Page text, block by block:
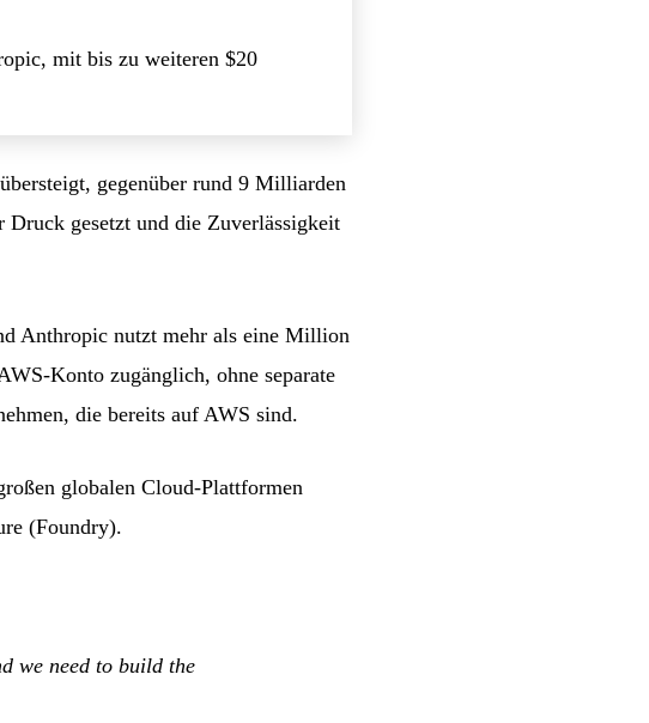
mit bis zu weiteren $20
übersteigt, gegenüber rund 9 Milliarden
Druck gesetzt und die Zuverlässigkeit
Anthropic nutzt mehr als eine Million
Konto zugänglich, ohne separate
die bereits auf AWS sind.
globalen Cloud-Plattformen
(Foundry).
we need to build the